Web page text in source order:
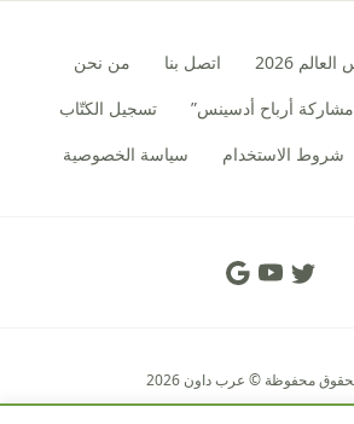
2026 اتصل بنا
من نحن
أرباح أدسينس”
تسجيل الكتّاب
شروط الاستخدام سياسة الخصوصية
Social Links
محفوظة © عرب داون 2026